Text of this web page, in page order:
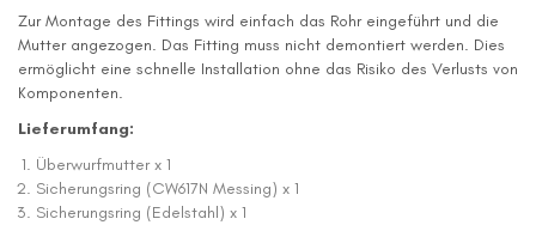
Zur Montage des Fittings wird einfach das Rohr eingeführt und die
Mutter angezogen. Das Fitting muss nicht demontiert werden. Dies
ermöglicht eine schnelle Installation ohne das Risiko des Verlusts von
Komponenten.
Lieferumfang:
Überwurfmutter x 1
Sicherungsring (CW617N Messing) x 1
Sicherungsring (Edelstahl) x 1